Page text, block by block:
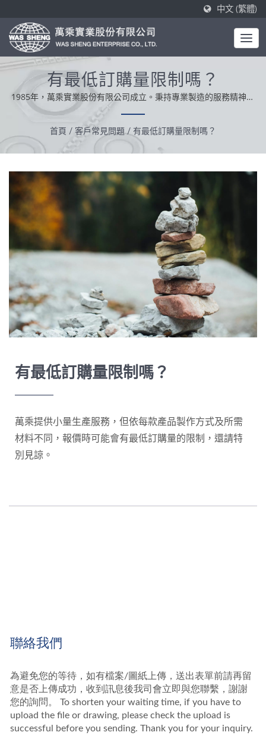
中文 (繁體)
有最低訂購量限制嗎？
1985年，萬乘實業股份有限公司成立。秉持專業製造的服務精神，
集成一站式製造解決方案，深獲國內外客戶的支持，我們以誠信、
務實、負責的經營態度，致力提供優良的產品服務。
首頁 / 客戶常見問題 / 有最低訂購量限制嗎？
有最低訂購量限制嗎？
萬乘提供小量生產服務，但依每款產品製作方式及所需
材料不同，報價時可能會有最低訂購量的限制，還請特
別見諒。